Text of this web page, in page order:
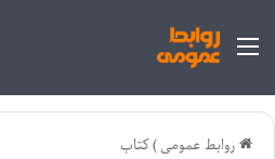
منو
روابط عمومی)کتاب